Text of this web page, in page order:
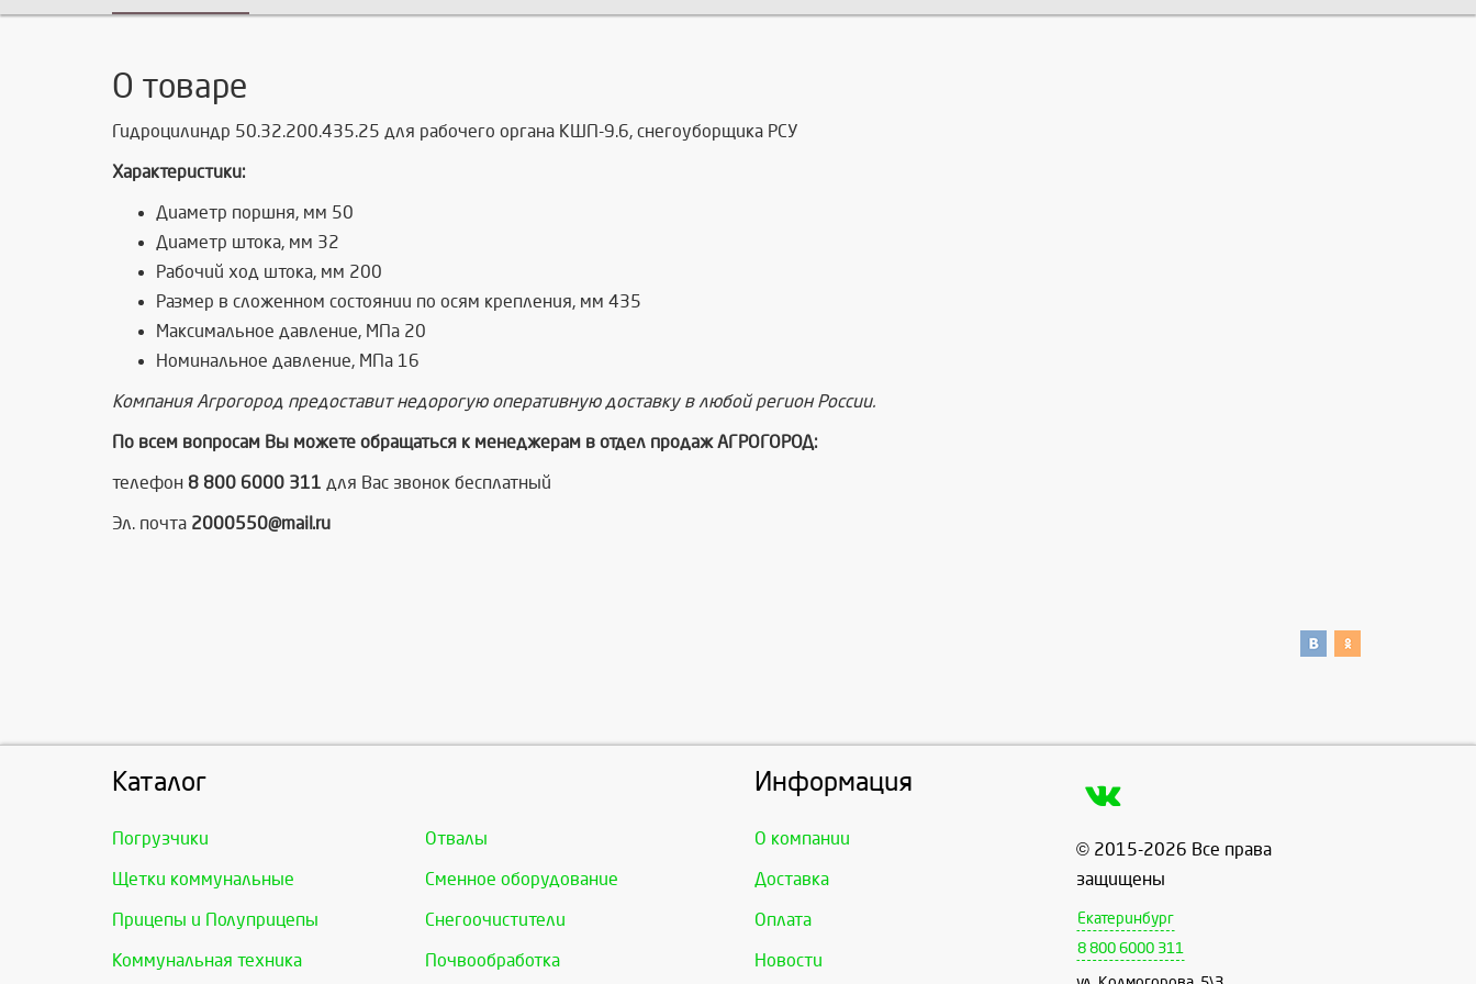
О товаре
Гидроцилиндр 50.32.200.435.25 для рабочего органа КШП-9.6, снегоуборщика РСУ
Характеристики:
Диаметр поршня, мм 50
Диаметр штока, мм 32
Рабочий ход штока, мм 200
Размер в сложенном состоянии по осям крепления, мм 435
Максимальное давление, МПа 20
Номинальное давление, МПа 16
Компания Агрогород предоставит недорогую оперативную доставку в любой регион России.
По всем вопросам Вы можете обращаться к менеджерам в отдел продаж АГРОГОРОД:
телефон 8 800 6000 311 для Вас звонок бесплатный
Эл. почта 2000550@mail.ru
Каталог
Погрузчики Отвалы
Щетки коммунальные Сменное оборудование
Прицепы и Полуприцепы Снегоочистители
Коммунальная техника Почвообработка
Информация
О компании
Доставка
Оплата
Новости
© 2015-2026 Все права
защищены
Екатеринбург
8 800 6000 311